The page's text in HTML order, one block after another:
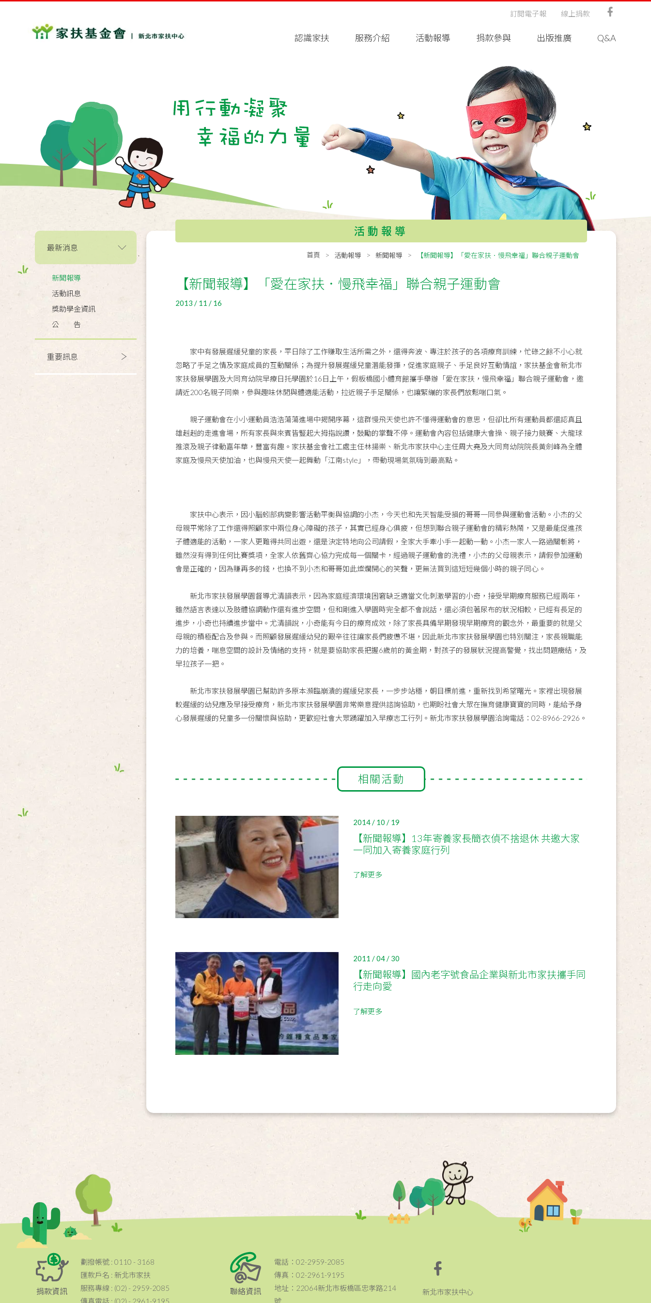
認識家扶 服務介紹 活動報導 捐款參與 出版推廣 Q&A
訂閱電子報 線上捐款
最新消息
新聞報導
活動訊息
獎助學金資訊
公 告
重要訊息
活動報導
首頁 活動報導 新聞報導 【新聞報導】「愛在家扶．慢飛幸福」聯合親子運動會
【新聞報導】「愛在家扶．慢飛幸福」聯合親子運動會
2013 / 11 / 16
家中有發展遲緩兒童的家長，平日除了工作賺取生活所需之外，還得奔波、專注於孩子的各項療育訓練，忙碌之餘不小心就
忽略了手足之情及家庭成員的互動關係；為提升發展遲緩兒童潛能發揮，促進家庭親子、手足良好互動情誼，家扶基金會新北市
家扶發展學園及大同育幼院早療日托學園於16日上午，假板橋國小體育館攜手舉辦「愛在家扶，慢飛幸福」聯合親子運動會，邀
請近200名親子同樂，參與趣味休閒與體適能活動，拉近親子手足關係，也讓緊繃的家長們放鬆喘口氣。
親子運動會在小小運動員浩浩蕩蕩進場中揭開序幕，這群慢飛天使也許不懂得運動會的意思，但卻比所有運動員都還認真且
雄赳赳的走進會場，所有家長與來賓皆豎起大拇指說讚，鼓勵的掌聲不停。運動會內容包括健康大會操、親子接力競賽、大龍球
推滾及親子律動嘉年華，豐富有趣。家扶基金會社工處主任林揚崇、新北市家扶中心主任周大堯及大同育幼院院長黃劍峰為全體
家庭及慢飛天使加油，也與慢飛天使一起舞動「江南style」，帶動現場氣氛嗨到最高點。
家扶中心表示，因小腦蚓部病變影響活動平衡與協調的小杰，今天也和先天智能受損的哥哥一同參與運動會活動。小杰的父
母親平常除了工作還得照顧家中兩位身心障礙的孩子，其實已經身心俱疲，但想到聯合親子運動會的精彩熱鬧，又是最能促進孩
子體適能的活動，一家人更難得共同出遊，還是決定特地向公司請假，全家大手牽小手一起動一動。小杰一家人一路過關斬將，
雖然沒有得到任何比賽獎項，全家人依舊齊心協力完成每一個關卡，經過親子運動會的洗禮，小杰的父母親表示，請假參加運動
會是正確的，因為賺再多的錢，也換不到小杰和哥哥如此燦爛開心的笑聲，更無法買到這短短幾個小時的親子同心。
新北市家扶發展學園督導尤清韻表示，因為家庭經濟環境困窘缺乏適當文化刺激學習的小奇，接受早期療育服務已經兩年，
雖然語言表達以及肢體協調動作還有進步空間，但和剛進入學園時完全都不會說話，還必須包著尿布的狀況相較，已經有長足的
進步，小奇也持續進步當中。尤清韻說，小奇能有今日的療育成效，除了家長具備早期發現早期療育的觀念外，最重要的就是父
母親的積極配合及參與。而照顧發展遲緩幼兒的艱辛往往讓家長們疲憊不堪，因此新北市家扶發展學園也特別關注，家長親職能
力的培養，喘息空間的設計及情緒的支持，就是要協助家長把握6歲前的黃金期，對孩子的發展狀況提高警覺，找出問題癥結，及
早拉孩子一把。
新北市家扶發展學園已幫助許多原本瀕臨崩潰的遲緩兒家長，一步步站穩，朝目標前進，重新找到希望曙光。家裡出現發展
較遲緩的幼兒應及早接受療育，新北市家扶發展學園非常樂意提供諮詢協助，也期盼社會大眾在撫育健康寶寶的同時，能給予身
心發展遲緩的兒童多一份關懷與協助，更歡迎社會大眾踴躍加入早療志工行列。新北市家扶發展學園洽詢電話：02-8966-2926。
相關活動
2014 / 10 / 19
【新聞報導】13年寄養家長簡衣偵不捨退休 共邀大家
一同加入寄養家庭行列
了解更多
2011 / 04 / 30
【新聞報導】國內老字號食品企業與新北市家扶攜手同
行走向愛
了解更多
捐款資訊
劃撥帳號 : 0110 - 3168
匯款戶名 : 新北市家扶
服務專線 : (02) - 2959-2085
傳真電話 : (02) - 2961-9195
聯絡資訊
電話：02-2959-2085
傳真：02-2961-9195
地址：22064新北市板橋區忠孝路214
號
新北市家扶中心